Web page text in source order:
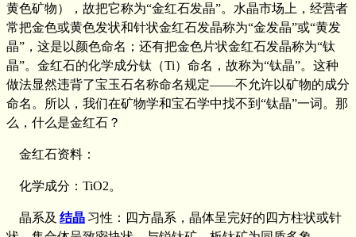
黄色矿物），故把它称为“金红石发晶”。水晶市场上，经营者
常把金色或黄色发状和针状金红石发晶称为“金发晶”或“黄发
晶”，这是以颜色命名；还有把金色片状金红石发晶称为“钛
晶”。金红石的化学成分钛（Ti）命名，故称为“钛晶”。这种
做法显然违背了宝玉石名称命名规定——不允许以矿物的成分
命名。所以，我们在矿物学和宝石学中找不到“钛晶”一词。那
么，什么是金红石？
金红石资料：
化学成分：TiO2。
晶系及 结晶 习性：四方晶系，晶体呈完好的四方柱状或针